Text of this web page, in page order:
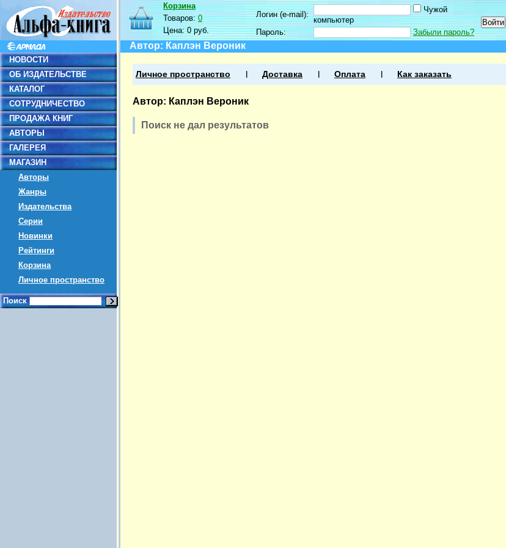
НОВОСТИ
ОБ ИЗДАТЕЛЬСТВЕ
КАТАЛОГ
СОТРУДНИЧЕСТВО
ПРОДАЖА КНИГ
АВТОРЫ
ГАЛЕРЕЯ
МАГАЗИН
Авторы
Жанры
Издательства
Серии
Новинки
Рейтинги
Корзина
Личное пространство
Поиск
Корзина
Товаров:0
Цена:0 руб.
Логин (e-mail):
Чужой
компьютер
Пароль:
Забыли пароль?
Автор: Каплэн Вероник
Личное пространство Доставка Оплата Как заказать
Автор: Каплэн Вероник
Поиск не дал результатов